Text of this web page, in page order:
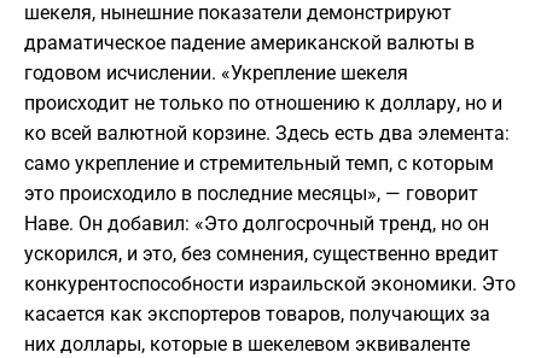
шекеля, нынешние показатели демонстрируют
драматическое падение американской валюты в
годовом исчислении. «Укрепление шекеля
происходит не только по отношению к доллару, но и
ко всей валютной корзине. Здесь есть два элемента:
само укрепление и стремительный темп, с которым
это происходило в последние месяцы», — говорит
Наве. Он добавил: «Это долгосрочный тренд, но он
ускорился, и это, без сомнения, существенно вредит
конкурентоспособности израильской экономики. Это
касается как экспортеров товаров, получающих за
них доллары, которые в шекелевом эквиваленте